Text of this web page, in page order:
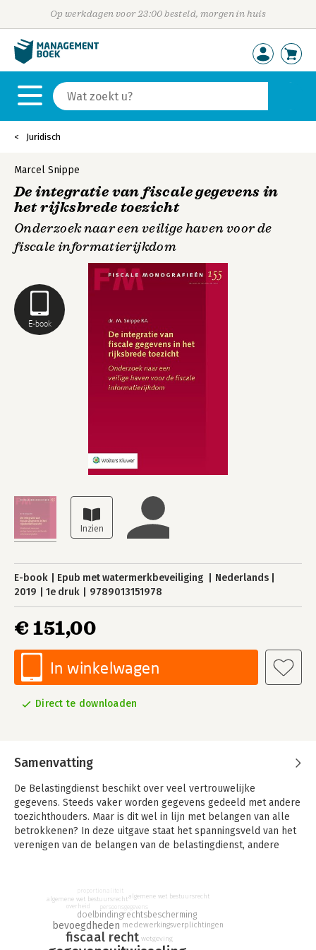
Op werkdagen voor 23:00 besteld, morgen in huis
Juridisch
E-book
Marcel Snippe
De integratie van fiscale gegevens in
het rijksbrede toezicht
Onderzoek naar een veilige haven voor de
fiscale informatierijkdom
E-book Epub met watermerkbeveiliging
Nederlands
2019
1e druk 9789013151978
€ 151,00
In winkelwagen
Direct te downloaden
Samenvatting
De Belastingdienst beschikt over veel vertrouwelijke
gegevens. Steeds vaker worden gegevens gedeeld met andere
toezichthouders. Maar is dit wel in lijn met belangen van alle
betrokkenen? In deze uitgave staat het spanningsveld van het
verenigen van de belangen van de belastingdienst, andere
schijnt licht op het rechtvaardig kunnen delen van fiscale
gegevens aan andere bestuursorganen door de
belastingdienst. De grens hiervan ligt in het afwegen van de
belangen van alle betrokkenen: de belangen van burgers en
fiscaal recht
bevoegdheden
doelbindingrechtsbescherming
medewerkingsverplichtingen
wetgeving
persoonsgegevens
algemene wet bestuursrecht
overheid
proportionaliteit
algemene wet bestuursrecht